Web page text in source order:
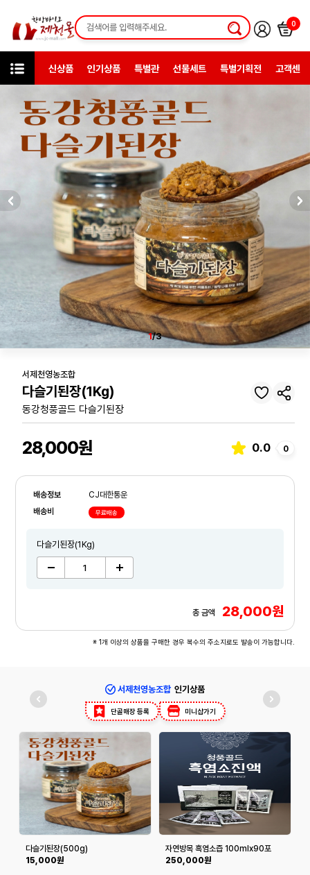
0
신상품 인기상품 특별관 선물세트 특별기획전 고객센터
카테고리 한방일반제품
1/3
서제천영농조합
다슬기된장(1Kg)
동강청풍골드 다슬기된장
28,000원 0.0 0
배송정보
CJ대한통운
배송비
무료배송
다슬기된장(1Kg)
총 금액 28,000원
※ 1개 이상의 상품을 구매한 경우 복수의 주소지로도 발송이 가능합니다.
서제천영농조합 인기상품
단골매장 등록 미니샵가기
다슬기된장(500g)
15,000원
자연방목 흑염소즙 100mlx90포
250,000원